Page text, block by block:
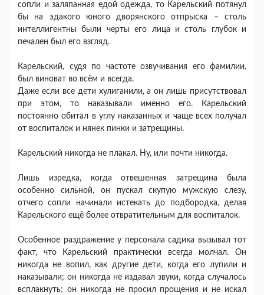
сопли и заляпанная едой одежда, то Карельский потянул
бы на эдакого юного дворянского отпрыска – столь
интеллигентны были черты его лица и столь глубок и
печален был его взгляд.
Карельский, судя по частоте озвучивания его фамилии,
был виноват во всём и всегда.
Даже если все дети хулиганили, а он лишь присутствовал
при этом, то наказывали именно его. Карельский
постоянно обитал в углу наказанных и чаще всех получал
от воспиталок и нянек пинки и затрещины.
Карельский никогда не плакал. Ну, или почти никогда.
Лишь изредка, когда отвешенная затрещина была
особенно сильной, он пускал скупую мужскую слезу,
отчего сопли начинали истекать до подбородка, делая
Карельского ещё более отвратительным для воспиталок.
Особенное раздражение у персонала садика вызывал тот
факт, что Карельский практически всегда молчал. Он
никогда не вопил, как другие дети, когда его лупили и
наказывали; он никогда не издавал звуки, когда случалось
всплакнуть; он никогда не просил прощения и не искал